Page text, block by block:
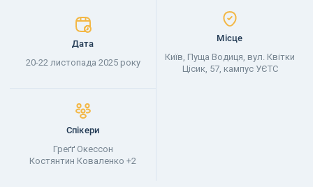
Дата
20-22 листопада 2025 року
Місце
Київ, Пуща Водиця, вул. Квітки
Цісик, 57, кампус УЄТС
Спікери
Греґґ Окессон
Костянтин Коваленко +2